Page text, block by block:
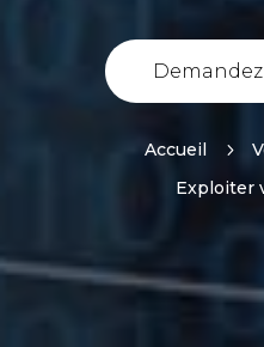
Accueil 5
Exploiter